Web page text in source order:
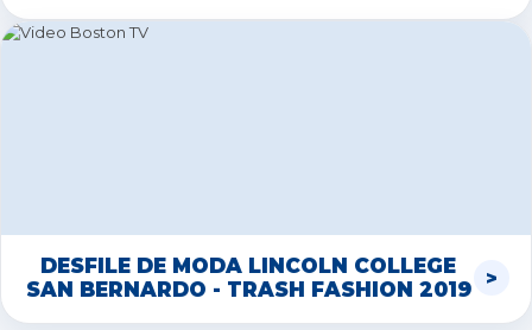
DESFILE DE MODA LINCOLN COLLEGE
SAN BERNARDO - TRASH FASHION 2019